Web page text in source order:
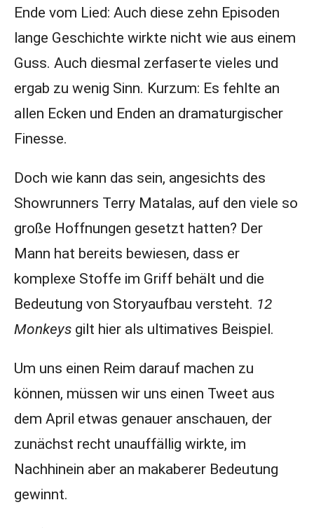
Ende vom Lied: Auch diese zehn Episoden
lange Geschichte wirkte nicht wie aus einem
Guss. Auch diesmal zerfaserte vieles und
ergab zu wenig Sinn. Kurzum: Es fehlte an
allen Ecken und Enden an dramaturgischer
Finesse.
Doch wie kann das sein, angesichts des
Showrunners Terry Matalas, auf den viele so
große Hoffnungen gesetzt hatten? Der
Mann hat bereits bewiesen, dass er
komplexe Stoffe im Griff behält und die
Bedeutung von Storyaufbau versteht. 12
Monkeysgilt hier als ultimatives Beispiel.
Um uns einen Reim darauf machen zu
können, müssen wir uns einen Tweet aus
dem April etwas genauer anschauen, der
zunächst recht unauffällig wirkte, im
Nachhinein aber an makaberer Bedeutung
gewinnt.